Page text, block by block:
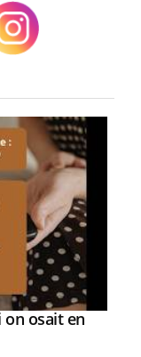
on osait en